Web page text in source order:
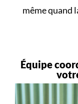
même quand
Équipe